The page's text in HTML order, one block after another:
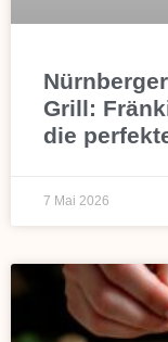
Grill:
die
7 Mai 2026